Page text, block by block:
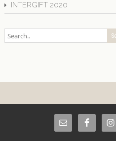
INTERGIFT 2020